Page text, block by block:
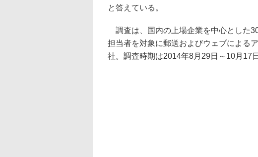
と答えている。
調査は、国内の上場企業を中心とした
担当者を対象に郵送およびウェブによる
社。調査時期は2014年8月29日～10月17日